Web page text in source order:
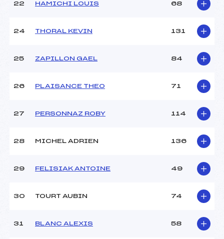
22 HAMICHI LOUIS 68
24 THORAL KEVIN 131
25 ZAPILLON GAEL 84
26 PLAISANCE THEO 71
27 PERSONNAZ ROBY 114
28 MICHEL ADRIEN 136
29 FELISIAK ANTOINE 49
30 TOURT AUBIN 74
31 BLANC ALEXIS 58